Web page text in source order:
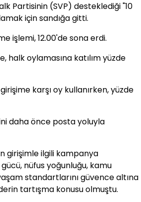
Partisinin (SVP) desteklediği "10
için sandığa gitti.
işlemi, 12.00'de sona erdi.
halk oylamasına katılım yüzde
karşı oy kullanırken, yüzde
daha önce posta yoluyla
girişimle ilgili kampanya
nüfus yoğunluğu, kamu
standartlarını güvence altına
tartışma konusu olmuştu.